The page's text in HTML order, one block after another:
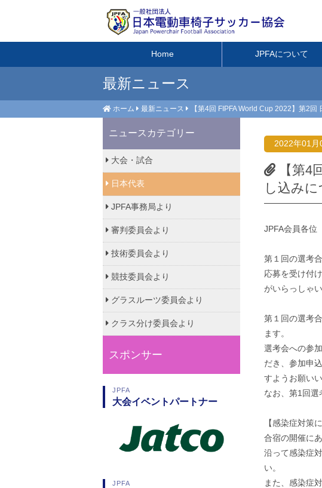
Home JPFAについて
最新ニュース
ホーム 最新ニュース 【第4回 FIPFA World Cup 2022】第2
ニュースカテゴリー
大会・試合
日本代表
JPFA事務局より
審判委員会より
技術委員会より
競技委員会より
グラスルーツ委員会より
クラス分け委員会より
スポンサー
JPFA
大会イベントパートナー
JPFA
2022年01月
【第4
し込み
JPFA会員各位
第１回の選考
応募を受け付
がいらっしゃ
第１回の選考
ます。
選考会への参
だき、参加申
すようお願い
なお、第1回選
【感染症対策
合宿の開催に
沿って感染症
い。
また、感染症